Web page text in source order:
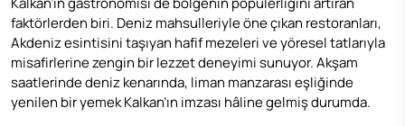
faktörlerden biri. Deniz mahsulleriyle öne çıkan restoranları,
Akdeniz esintisini taşıyan hafif mezeleri ve yöresel tatlarıyla
misafirlerine zengin bir lezzet deneyimi sunuyor. Akşam
saatlerinde deniz kenarında, liman manzarası eşliğinde
yenilen bir yemek Kalkan’ın imzası hâline gelmiş durumda.